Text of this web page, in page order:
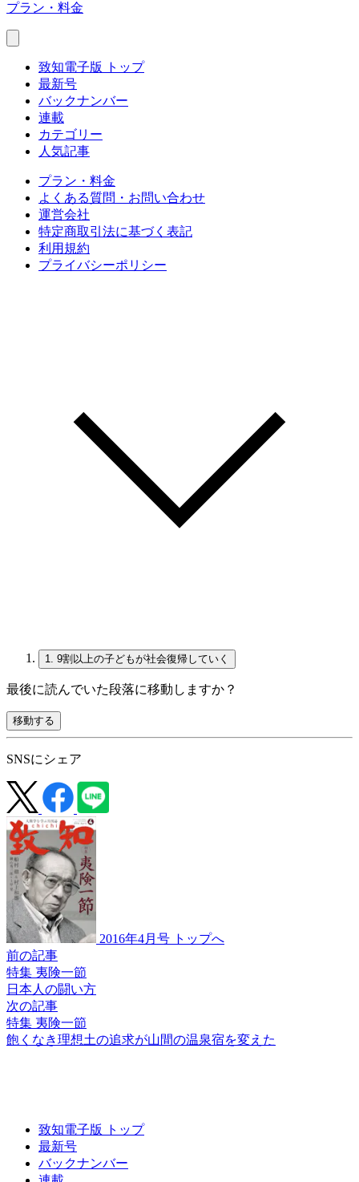
プラン・料金
致知電子版 トップ
最新号
バックナンバー
連載
カテゴリー
人気記事
プラン・料金
よくある質問・お問い合わせ
運営会社
特定商取引法に基づく表記
利用規約
プライバシーポリシー
1. 9割以上の子どもが社会復帰していく
最後に読んでいた段落に移動しますか？
移動する
SNSにシェア
2016年4月号 トップへ
前の記事
特集 夷険一節
日本人の闘い方
次の記事
特集 夷険一節
飽くなき理想土の追求が山間の温泉宿を変えた
致知電子版 トップ
最新号
バックナンバー